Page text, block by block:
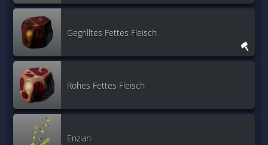
Gegrilltes Fettes Fleisch
Rohes Fettes Fleisch
Enzian